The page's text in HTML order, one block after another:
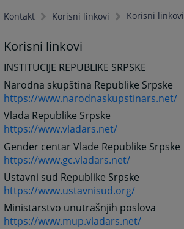
Kontakt Korisni linkovi Korisni linkovi
Korisni linkovi
INSTITUCIJE REPUBLIKE SRPSKE
Narodna skupština Republike Srpske
https://www.narodnaskupstinars.net/
Vlada Republike Srpske
https://www.vladars.net/
Gender centar Vlade Republike Srpske
https://www.gc.vladars.net/
Ustavni sud Republike Srpske
https://www.ustavnisud.org/
Ministarstvo unutrašnjih poslova
https://www.mup.vladars.net/